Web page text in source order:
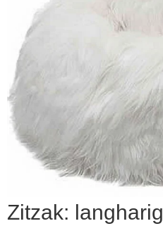
Zitzak: langharig